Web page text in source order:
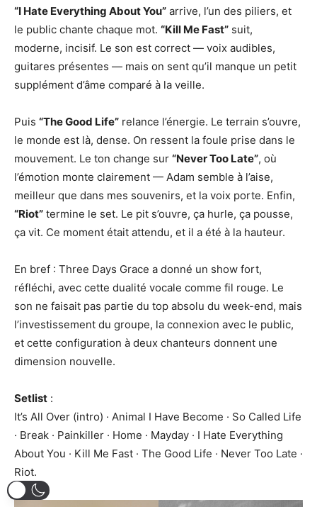
“I Hate Everything About You” arrive, l’un des piliers, et
le public chante chaque mot. “Kill Me Fast” suit,
moderne, incisif. Le son est correct — voix audibles,
guitares présentes — mais on sent qu’il manque un petit
supplément d’âme comparé à la veille.
Puis “The Good Life” relance l’énergie. Le terrain s’ouvre,
le monde est là, dense. On ressent la foule prise dans le
mouvement. Le ton change sur “Never Too Late”, où
l’émotion monte clairement — Adam semble à l’aise,
meilleur que dans mes souvenirs, et la voix porte. Enfin,
“Riot” termine le set. Le pit s’ouvre, ça hurle, ça pousse,
ça vit. Ce moment était attendu, et il a été à la hauteur.
En bref : Three Days Grace a donné un show fort,
réfléchi, avec cette dualité vocale comme fil rouge. Le
son ne faisait pas partie du top absolu du week-end, mais
l’investissement du groupe, la connexion avec le public,
et cette configuration à deux chanteurs donnent une
dimension nouvelle.
Setlist :
It’s All Over (intro) · Animal I Have Become · So Called Life
· Break · Painkiller · Home · Mayday · I Hate Everything
About You · Kill Me Fast · The Good Life · Never Too Late ·
Riot.